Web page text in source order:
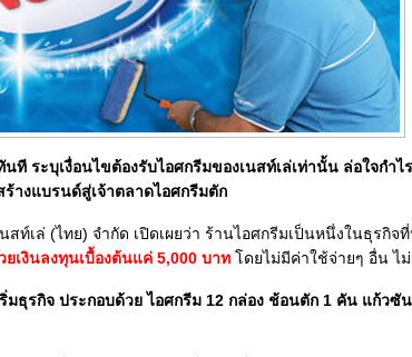
ที ระบุเงื่อนไขต้องรับไอศกรีมของเนสท์เล่เท่านั้น ล่อใจกำ
างแบรนด์สู่เจ้าตลาดไอศกรีมตัก
สท์เล่ (ไทย) จำกัด เปิดเผยว่า ร้านไอศกรีมเป็นหนึ่งในธุรกิจ
ยเงินลงทุนเบื้องต้นแค่ 5,000 บาท โดยไม่มีค่าใช้จ่ายๆ อื่น ไ
ธุรกิจ ประกอบด้วย ไอศกรีม 12 กล่อง ช้อนตัก 1 คัน แก้วซั